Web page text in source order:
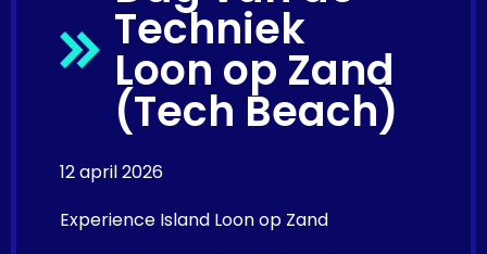
Techniek
Loon op Zand
(Tech Beach)
12 april 2026
Experience Island Loon op Zand